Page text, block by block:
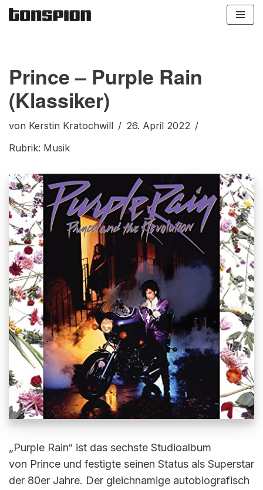
Prince – Purple Rain
(Klassiker)
von Kerstin Kratochwill
26. April 2022
Rubrik: Musik
„Purple Rain“ ist das sechste Studioalbum
von Prince und festigte seinen Status als Superstar
der 80er Jahre. Der gleichnamige autobiografisch